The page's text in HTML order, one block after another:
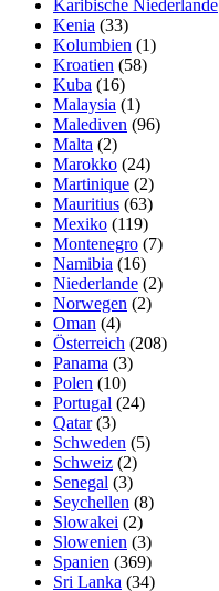
Karibische Niederlande
Kenia (33)
Kolumbien (1)
Kroatien (58)
Kuba (16)
Malaysia (1)
Malediven (96)
Malta (2)
Marokko (24)
Martinique (2)
Mauritius (63)
Mexiko (119)
Montenegro (7)
Namibia (16)
Niederlande (2)
Norwegen (2)
Oman (4)
Österreich (208)
Panama (3)
Polen (10)
Portugal (24)
Qatar(3)
Schweden (5)
Schweiz (2)
Senegal (3)
Seychellen (8)
Slowakei (2)
Slowenien (3)
Spanien (369)
Sri Lanka (34)